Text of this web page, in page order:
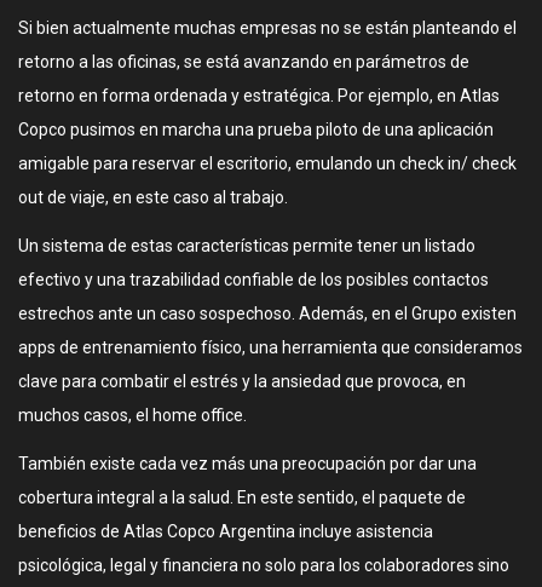
Si bien actualmente muchas empresas no se están planteando el
retorno a las oficinas, se está avanzando en parámetros de
retorno en forma ordenada y estratégica. Por ejemplo, en Atlas
Copco pusimos en marcha una prueba piloto de una aplicación
amigable para reservar el escritorio, emulando un check in/ check
out de viaje, en este caso al trabajo.
Un sistema de estas características permite tener un listado
efectivo y una trazabilidad confiable de los posibles contactos
estrechos ante un caso sospechoso. Además, en el Grupo existen
apps de entrenamiento físico, una herramienta que consideramos
clave para combatir el estrés y la ansiedad que provoca, en
muchos casos, el home office.
También existe cada vez más una preocupación por dar una
cobertura integral a la salud. En este sentido, el paquete de
beneficios de Atlas Copco Argentina incluye asistencia
psicológica, legal y financiera no solo para los colaboradores sino